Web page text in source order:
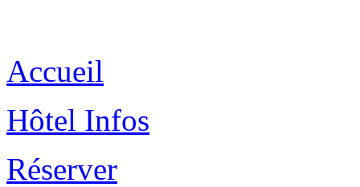
Accueil
Hôtel Infos
Réserver